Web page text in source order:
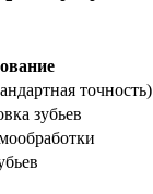
точность)
зубьев